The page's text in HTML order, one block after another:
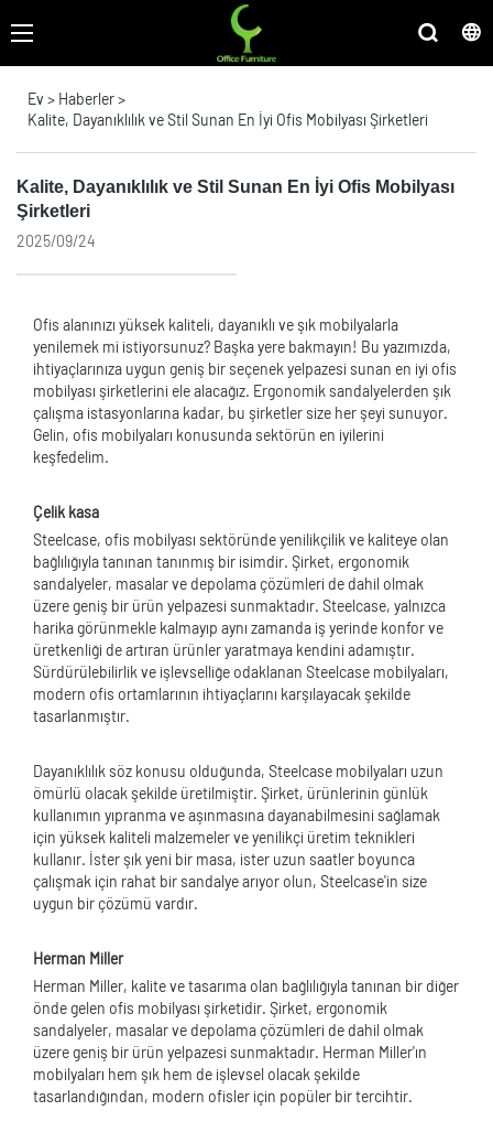
Ev > Haberler>
Kalite, Dayanıklılık ve Stil Sunan En İyi Ofis Mobilyası Şirketleri
Kalite, Dayanıklılık ve Stil Sunan En İyi Ofis Mobilyası
Şirketleri
2025/09/24
Ofis alanınızı yüksek kaliteli, dayanıklı ve şık mobilyalarla
yenilemek mi istiyorsunuz? Başka yere bakmayın! Bu yazımızda,
ihtiyaçlarınıza uygun geniş bir seçenek yelpazesi sunan en iyi ofis
mobilyası şirketlerini ele alacağız. Ergonomik sandalyelerden şık
çalışma istasyonlarına kadar, bu şirketler size her şeyi sunuyor.
Gelin, ofis mobilyaları konusunda sektörün en iyilerini
keşfedelim.
Çelik kasa
Steelcase, ofis mobilyası sektöründe yenilikçilik ve kaliteye olan
bağlılığıyla tanınan tanınmış bir isimdir. Şirket, ergonomik
sandalyeler, masalar ve depolama çözümleri de dahil olmak
üzere geniş bir ürün yelpazesi sunmaktadır. Steelcase, yalnızca
harika görünmekle kalmayıp aynı zamanda iş yerinde konfor ve
üretkenliği de artıran ürünler yaratmaya kendini adamıştır.
Sürdürülebilirlik ve işlevselliğe odaklanan Steelcase mobilyaları,
modern ofis ortamlarının ihtiyaçlarını karşılayacak şekilde
tasarlanmıştır.
Dayanıklılık söz konusu olduğunda, Steelcase mobilyaları uzun
ömürlü olacak şekilde üretilmiştir. Şirket, ürünlerinin günlük
kullanımın yıpranma ve aşınmasına dayanabilmesini sağlamak
için yüksek kaliteli malzemeler ve yenilikçi üretim teknikleri
kullanır. İster şık yeni bir masa, ister uzun saatler boyunca
çalışmak için rahat bir sandalye arıyor olun, Steelcase'in size
uygun bir çözümü vardır.
Herman Miller
Herman Miller, kalite ve tasarıma olan bağlılığıyla tanınan bir diğer
önde gelen ofis mobilyası şirketidir. Şirket, ergonomik
sandalyeler, masalar ve depolama çözümleri de dahil olmak
üzere geniş bir ürün yelpazesi sunmaktadır. Herman Miller'ın
mobilyaları hem şık hem de işlevsel olacak şekilde
tasarlandığından, modern ofisler için popüler bir tercihtir.